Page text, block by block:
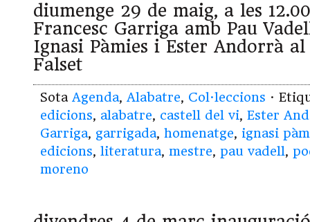
diumenge 29 de maig, a les
Francesc Garriga amb Pau
Ignasi Pàmies i Ester Andorrà
Falset
Sota Agenda, Alabatre, Col·leccions ·
edicions, alabatre, castell del vi, Ester
Garriga, garrigada, homenatge, ignasi
edicions, literatura, mestre, pau vadell,
moreno